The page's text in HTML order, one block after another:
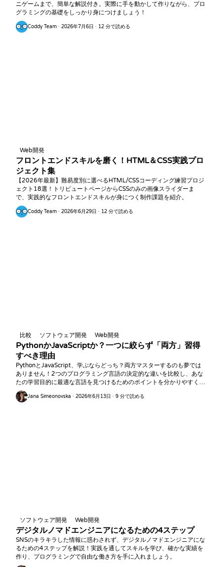
ニゲームまで、簡単な解説付き。実際に手を動かして作りながら、プロ
グラミングの基礎をしっかり身につけましょう！
Coddy Team · 2026年7月6日 · 12 分で読める
Web開発
フロントエンドスキルを磨く！HTML＆CSS実践プロ
ジェクト集
【2026年最新】難易度別に選べるHTML/CSSコーディング練習プロジ
ェクト18選！トリビュートページからCSSのみの画像スライダーま
で、実践的なフロントエンドスキルが身につく制作課題を紹介。
Coddy Team · 2026年6月29日 · 12 分で読める
比較 ソフトウェア開発 Web開発
PythonかJavaScriptか？一つに絞らず「両方」習得
すべき理由
PythonとJavaScript、学ぶならどっち？両方マスターするのも夢では
ありません！2つのプログラミング言語の決定的な違いを比較し、あな
たの学習目的に最適な言語を見つけるためのポイントを分かりやすく解
説します。
Jana Simeonovska · 2026年6月13日 · 9 分で読める
ソフトウェア開発 Web開発
デジタルノマドエンジニアになるための4ステップ
SNSのキラキラした情報に惑わされず、デジタルノマドエンジニアにな
るための4ステップを解説！実践を通してスキルを学び、確かな実績を
作り、プログラミングで自由な働き方を手に入れましょう。